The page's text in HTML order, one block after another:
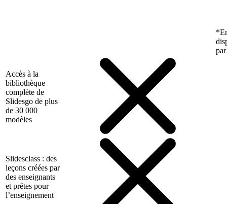
Accès à la
bibliothèque
complète de
Slidesgo de plus
de 30 000
modèles
Slidesclass : des
leçons créées par
des enseignants
et prêtes pour
l’enseignement